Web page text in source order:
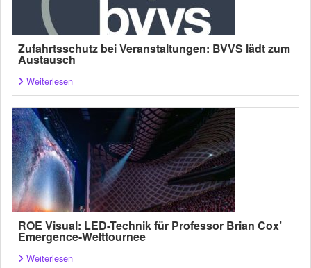
Zufahrtsschutz bei Veranstaltungen: BVVS lädt zum
Austausch
Weiterlesen
ROE Visual: LED-Technik für Professor Brian Cox’
Emergence-Welttournee
Weiterlesen